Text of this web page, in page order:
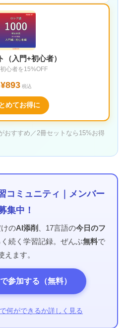
（入門+初心者）
心者を15%OFF
¥893税込
めてお得に
おすすめ／2冊セットなら15%お得
コミュニティ｜メンバー
集中！
のAI添削 、17言語の今日のフ
続く学習記録。ぜんぶ無料で
えます。
参加する（無料）
何ができるか詳しく見る